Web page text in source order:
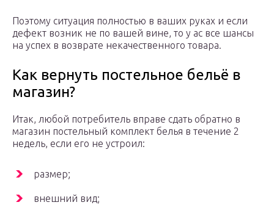
Поэтому ситуация полностью в ваших руках и если
дефект возник не по вашей вине, то у ас все шансы
на успех в возврате некачественного товара.
Как вернуть постельное бельё в
магазин?
Итак, любой потребитель вправе сдать обратно в
магазин постельный комплект белья в течение 2
недель, если его не устроил:
размер;
внешний вид;